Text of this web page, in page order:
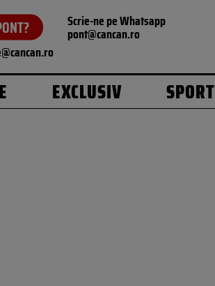
Scrie-ne pe Whatsapp
pont@cancan.ro
EXCLUSIV SPORT